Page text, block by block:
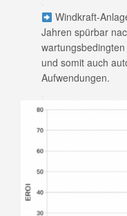
Windkraft-
Jahren spürbar
und somit auch
Aufwendungen.